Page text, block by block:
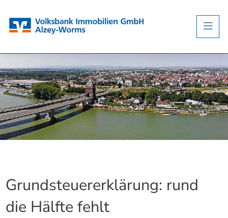
Grundsteuererklärung: rund
die Hälfte fehlt